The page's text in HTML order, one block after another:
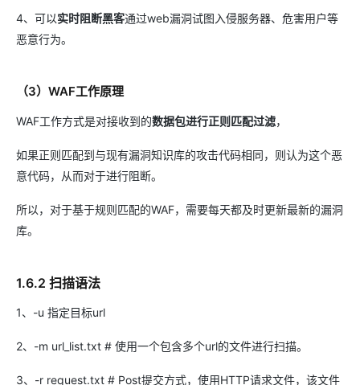
4、可以实时阻断黑客通过web漏洞试图入侵服务器、危害用户等
恶意行为。
（3）WAF工作原理
WAF工作方式是对接收到的数据包进行正则匹配过滤，
如果正则匹配到与现有漏洞知识库的攻击代码相同，则认为这个恶
意代码，从而对于进行阻断。
所以，对于基于规则匹配的WAF，需要每天都及时更新最新的漏洞
库。
1.6.2 扫描语法
1、-u 指定目标url
2、-m url_list.txt # 使用一个包含多个url的文件进行扫描。
3、-r request.txt # Post提交方式，使用HTTP请求文件，该文件